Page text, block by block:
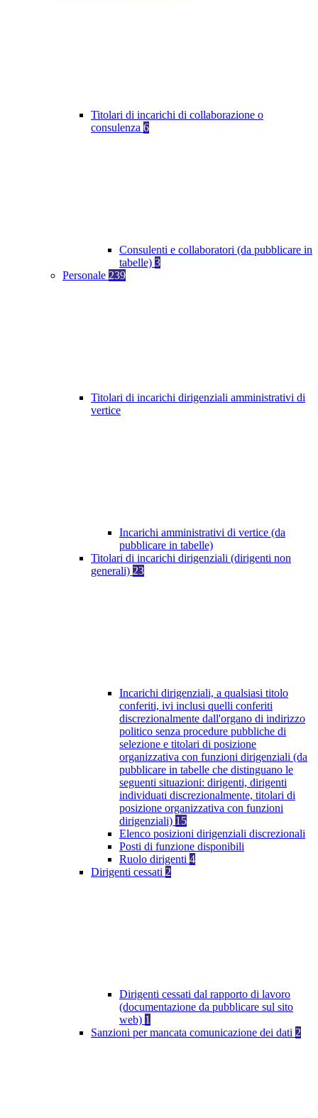
Titolari di incarichi di collaborazione o
consulenza 6
Consulenti e collaboratori (da pubblicare in
tabelle) 3
Personale 239
Titolari di incarichi dirigenziali amministrativi di
vertice
Incarichi amministrativi di vertice (da
pubblicare in tabelle)
Titolari di incarichi dirigenziali (dirigenti non
generali) 23
Incarichi dirigenziali, a qualsiasi titolo
conferiti, ivi inclusi quelli conferiti
discrezionalmente dall'organo di indirizzo
politico senza procedure pubbliche di
selezione e titolari di posizione
organizzativa con funzioni dirigenziali (da
pubblicare in tabelle che distinguano le
seguenti situazioni: dirigenti, dirigenti
individuati discrezionalmente, titolari di
posizione organizzativa con funzioni
dirigenziali) 15
Elenco posizioni dirigenziali discrezionali
Posti di funzione disponibili
Ruolo dirigenti 4
Dirigenti cessati 2
Dirigenti cessati dal rapporto di lavoro
(documentazione da pubblicare sul sito
web) 1
Sanzioni per mancata comunicazione dei dati 2